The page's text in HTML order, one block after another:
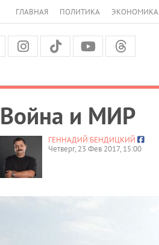
ГЛАВНАЯ ПОЛИТИКА ЭКОНОМИКА
Война и МИР
ГЕННАДИЙ БЕНДИЦКИЙ
Четверг, 23 Фев 2017, 15:00